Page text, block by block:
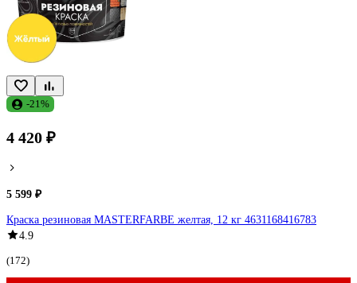
-21%
4 420 ₽
5 599 ₽
Краска резиновая MASTERFARBE желтая, 12 кг 4631168416783
4.9
(172)